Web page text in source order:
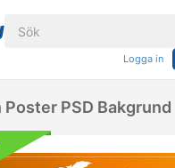
Logga in
PSD Bakgrund